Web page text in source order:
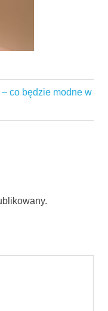
co będzie modne w